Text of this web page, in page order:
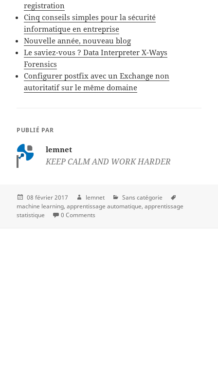
registration
Cinq conseils simples pour la sécurité
informatique en entreprise
Nouvelle année, nouveau blog
Le saviez-vous ? Data Interpreter X-Ways
Forensics
Configurer postfix avec un Exchange non
autoritatif sur le même domaine
PUBLIÉ PAR
lemnet
KEEP CALM AND WORK HARDER
08 février 2017 lemnet
Sans catégorie
machine learning apprentissage automatique apprentissage
statistique
0 Comments